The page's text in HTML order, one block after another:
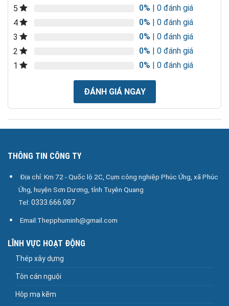
5 0% | 0 đánh giá
4
0% | 0 đánh giá
3
0% | 0 đánh giá
2
0% | 0 đánh giá
1
0% | 0 đánh giá
ĐÁNH GIÁ NGAY
THÔNG TIN CÔNG TY
Địa chỉ: Km 72 - Quốc lộ 2C, Cụm công nghiệp Phúc Ứng, xã Phúc
Ứng, huyện Sơn Dương, tỉnh Tuyên Quang
Tel: 0333.666.087
Email:Thepphuminh@gmail.com
LĨNH VỰC HOẠT ĐỘNG
Thép xây dựng
Tôn cán nguội
Hôp mạ kẽm